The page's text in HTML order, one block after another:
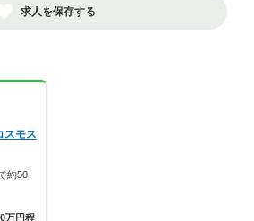
求人を保存する
モス
約50
万円程